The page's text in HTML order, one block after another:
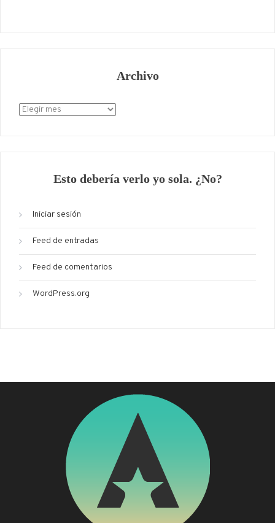
Archivo
Archivo
Esto debería verlo yo sola. ¿No?
Iniciar sesión
Feed de entradas
Feed de comentarios
WordPress.org